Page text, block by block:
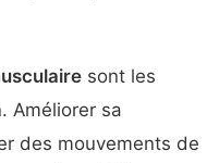
sont les
Améliorer sa
des mouvements de